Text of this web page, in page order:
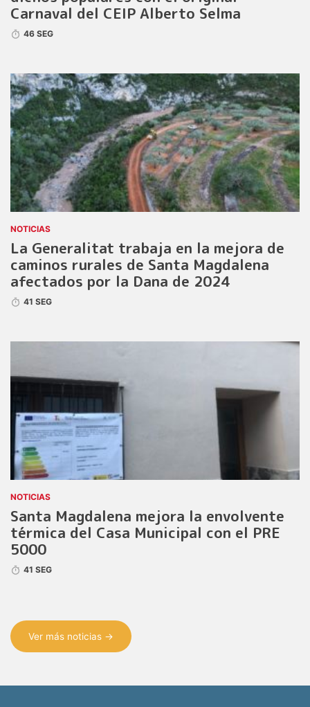
Carnaval del CEIP Alberto Selma
46 SEG
NOTICIAS
La Generalitat trabaja en la mejora de
caminos rurales de Santa Magdalena
afectados por la Dana de 2024
41 SEG
NOTICIAS
Santa Magdalena mejora la envolvente
térmica del Casa Municipal con el PRE
5000
41 SEG
Ver más noticias →